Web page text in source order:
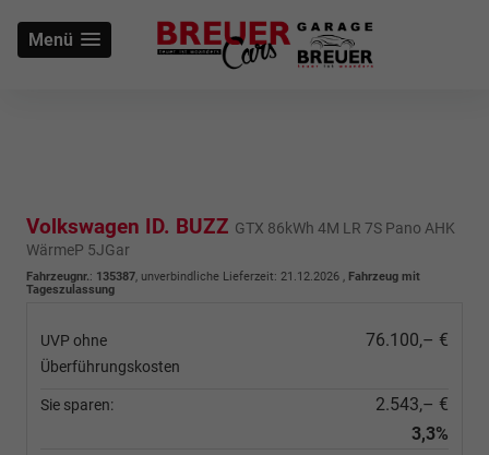
Menü
Volkswagen ID. BUZZ GTX 86kWh 4M LR 7S Pano AHK
WärmeP 5JGar
Fahrzeugnr.: 135387, unverbindliche Lieferzeit: 21.12.2026 , Fahrzeug mit
Tageszulassung
UVP ohne
Überführungskosten
76.100,– €
Sie sparen:
2.543,– €
3,3%